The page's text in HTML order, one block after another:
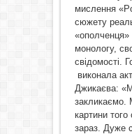
мислення
сюжету
«ополченця»
монологу,
свідомості.
виконала
Джикаєва:
закликаємо.
картини
зараз. Дуже